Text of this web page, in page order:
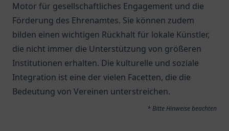
Motor für gesellschaftliches Engagement und die
Förderung des Ehrenamtes. Sie können zudem
bilden einen wichtigen Rückhalt für lokale Künstler,
die nicht immer die Unterstützung von größeren
Institutionen erhalten. Die kulturelle und soziale
Integration ist eine der vielen Facetten, die die
Bedeutung von Vereinen unterstreichen.
* Bitte Hinweise beachten